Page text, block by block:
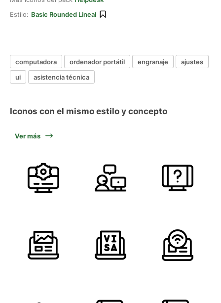
Estilo: Basic Rounded Lineal
computadora ordenador portátil engranaje
ajustes
ui
asistencia técnica
Iconos con el mismo estilo y concepto
Ver más